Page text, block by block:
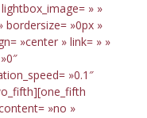
» »
bordersize= »0px »
»center » link= » »
»0.1″
»no »